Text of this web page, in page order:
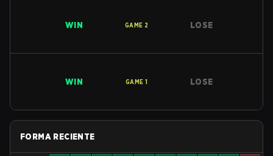
WIN GAME 2 LOSE
WIN GAME 1 LOSE
FORMA RECIENTE